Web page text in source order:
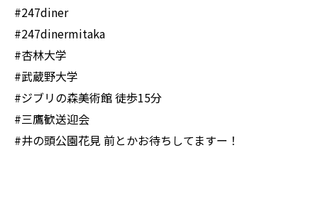
#247diner
#247dinermitaka
#杏林大学
#武蔵野大学
#ジブリの森美術館 徒歩15分
#三鷹歓送迎会
#井の頭公園花見 前とかお待ちしてますー！